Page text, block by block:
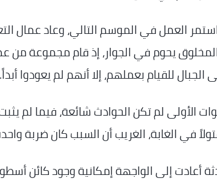
العمل في الموسم التالي، وعاد عمال
يحوم في الجوار، إذ قام مجموعة من
الجبال للقيام بعملهم، إلا أنهم لم يعودوا أبداً.
في الغابة، الغريب أن السبب كان ضربة
أعادت إلى الواجهة إمكانية وجود كائن